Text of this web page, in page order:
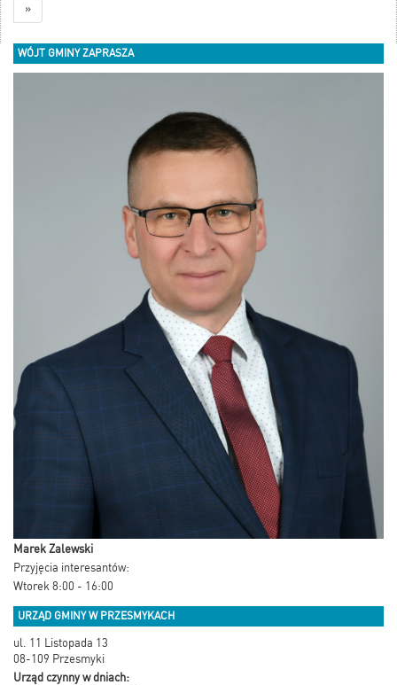
»
WÓJT GMINY ZAPRASZA
Marek Zalewski
Przyjęcia interesantów:
Wtorek 8:00 - 16:00
URZĄD GMINY W PRZESMYKACH
ul. 11 Listopada 13
08-109 Przesmyki
Urząd czynny w dniach: